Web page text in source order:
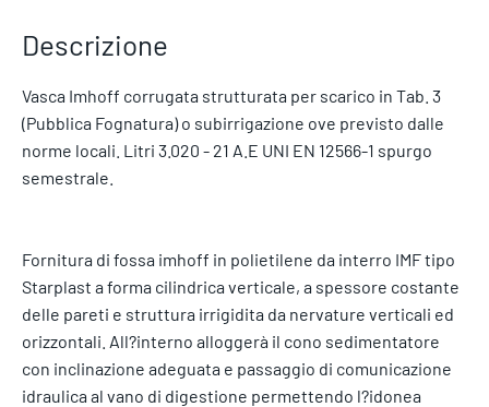
Descrizione
Vasca Imhoff corrugata strutturata per scarico in Tab. 3
(Pubblica Fognatura) o subirrigazione ove previsto dalle
norme locali. Litri 3.020 - 21 A.E UNI EN 12566-1 spurgo
semestrale.
Fornitura di fossa imhoff in polietilene da interro IMF tipo
Starplast a forma cilindrica verticale, a spessore costante
delle pareti e struttura irrigidita da nervature verticali ed
orizzontali. All?interno alloggerà il cono sedimentatore
con inclinazione adeguata e passaggio di comunicazione
idraulica al vano di digestione permettendo l?idonea